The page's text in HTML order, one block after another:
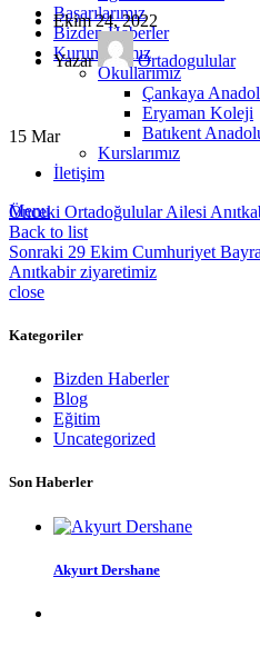
Başarılarımız
Bizden Haberler
Kurumlarımız
Okullarımız
Çankaya
Eryaman Koleji
Batıkent
Kurslarımız
İletişim
Menu
Ekim 24, 2022
Yazar Ortadogulular
15 Mar
Önceki Ortadoğulular Ailesi
Back to list
Sonraki 29 Ekim Cumhuriyet
Anıtkabir ziyaretimiz
close
Kategoriler
Bizden Haberler
Blog
Eğitim
Uncategorized
Son Haberler
Akyurt Dershane